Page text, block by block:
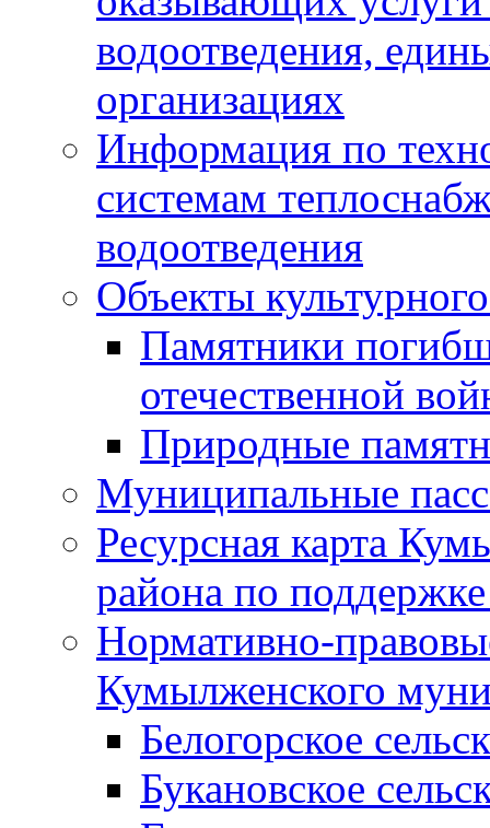
водоотведения,
организациях
Информация по
системам
водоотведения
Объекты
Памятники
отечественной
Природные
Муниципальные
Ресурсная карта
района по
Нормативно-
Кумылженского
Белогорское
Букановское